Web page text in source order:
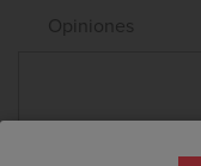
Opiniones
Alérgenos: